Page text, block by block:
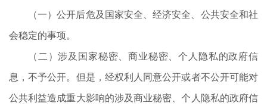
（一）公开后危及国家安全、经济安全、公共安全和社
会稳定的事项。
（二）涉及国家秘密、商业秘密、个人隐私的政府信
息，不予公开。但是，经权利人同意公开或者不公开可能对
公共利益造成重大影响的涉及商业秘密、个人隐私的政府信